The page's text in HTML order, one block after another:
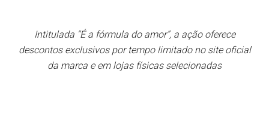
Intitulada “É a fórmula do amor”, a ação oferece
descontos exclusivos por tempo limitado no site oficial
da marca e em lojas físicas selecionadas